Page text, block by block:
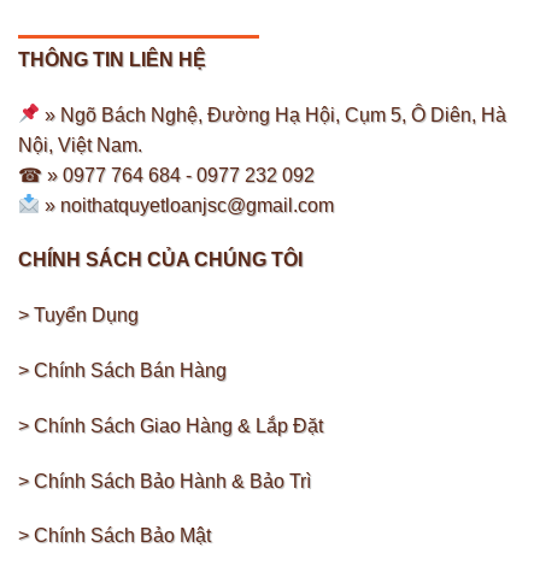
Tủ Bếp để lưu trữ đồ dụng bát đũa và thực phẩm. Bao gồm
cả tủ treo và tủ đứng. Tủ bếp tại nội thất Quyết Loan gồm
nhiều loại và mẫu mã, với nhiều chức năng thông minh
khác nhau giúp bạn có thể thuận tiện hơn trong việc làm
bếp, nấu nướng.
THÔNG TIN LIÊN HỆ
» Ngõ Bách Nghệ, Đường Hạ Hội, Cụm 5, Ô Diên, Hà
Nội, Việt Nam.
☎ » 0977 764 684 -0977 232 092
» noithatquyetloanjsc@gmail.com
CHÍNH SÁCH CỦA CHÚNG TÔI
> Tuyển Dụng
> Chính Sách Bán Hàng
> Chính Sách Giao Hàng & Lắp Đặt
> Chính Sách Bảo Hành & Bảo Trì
> Chính Sách Bảo Mật